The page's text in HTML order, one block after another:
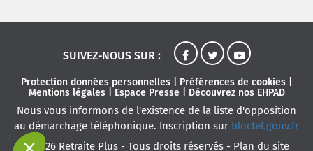
SUIVEZ-NOUS SUR :
Protection données personnelles Préférences de cookies
Mentions légales| Espace Presse| Découvrez nos EHPAD
Nous vous informons de l'existence de la liste d'opposition
au démarchage téléphonique. Inscription sur bloctel.gouv.fr
© 2026 Retraite Plus - Tous droits réservés - Plan du site